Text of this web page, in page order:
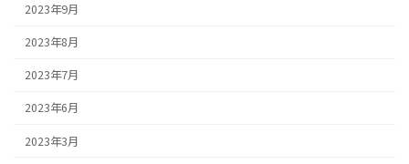
2023年9月
2023年8月
2023年7月
2023年6月
2023年3月